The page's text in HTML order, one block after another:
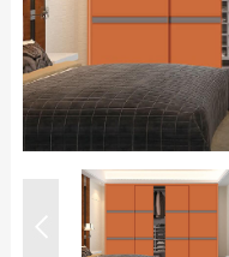
综合系列
牌资讯
公司动态
行业资讯
品案例